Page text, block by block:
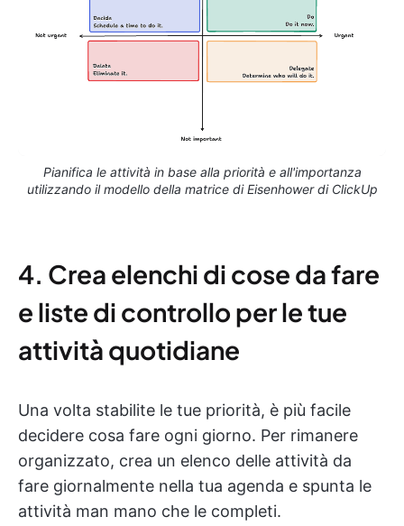
Pianifica le attività in base alla priorità e all'importanza
utilizzando il modello della matrice di Eisenhower di ClickUp
4. Crea elenchi di cose da fare
e liste di controllo per le tue
attività quotidiane
Una volta stabilite le tue priorità, è più facile
decidere cosa fare ogni giorno. Per rimanere
organizzato, crea un elenco delle attività da
fare giornalmente nella tua agenda e spunta le
attività man mano che le completi.